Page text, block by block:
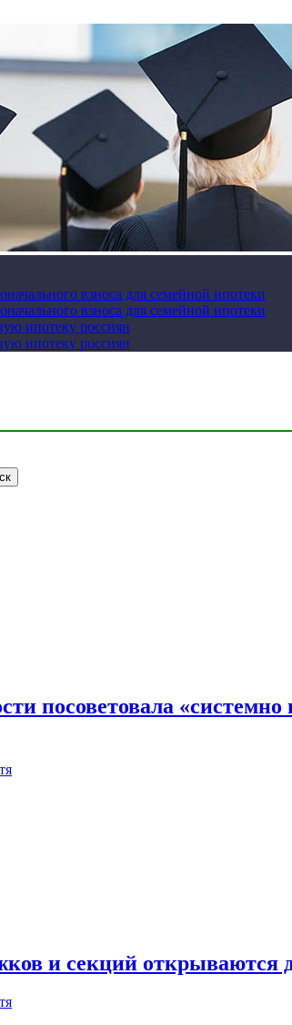
взноса для семейной ипотеки
взноса для семейной ипотеки
ипотеку россиян
ипотеку россиян
посоветовала
и секций открываются